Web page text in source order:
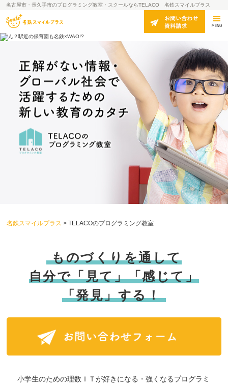
名古屋市・長久手市のプログラミング教室・スクールならTELACO 名鉄スマイルプラス
名鉄スマイルプラス > TELACOのプログラミング教室
ものづくりを通して
自分で「見て」「感じて」
「発見」する！
小学生のための理数ＩＴが好きになる・強くなるプログラミ